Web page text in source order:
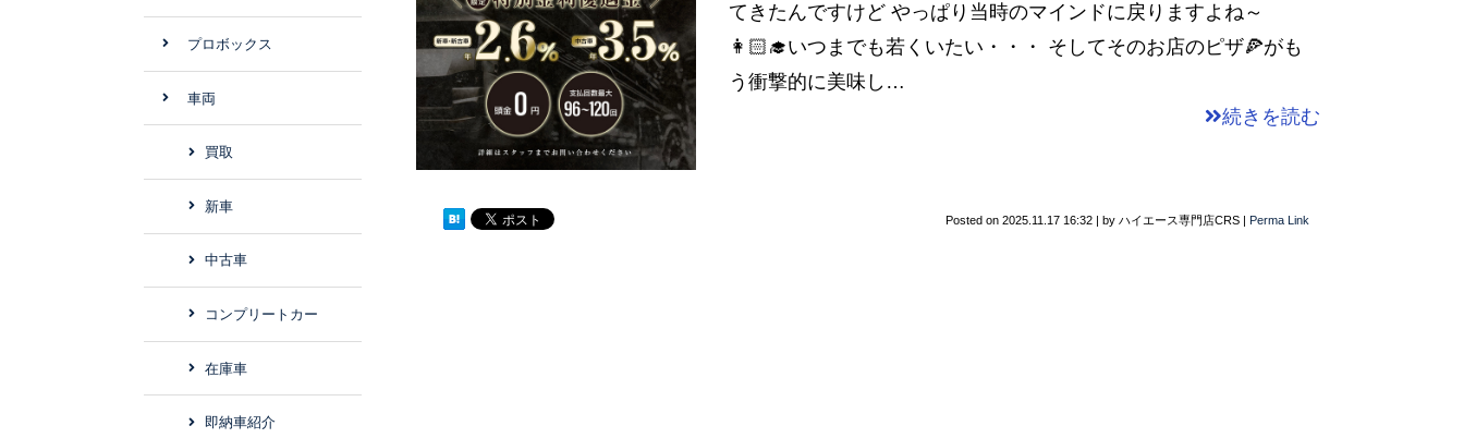
てきたんですけど やっぱり当時のマインドに戻りますよね～
👩🏻‍🎓いつまでも若くいたい・・・ そしてそのお店のピザ🍕がも
う衝撃的に美味し…
続きを読む
Posted on 2025.11.17 16:32 | by ハイエース専門店CRS | Perma Link
プロボックス
車両
買取
新車
中古車
コンプリートカー
在庫車
即納車紹介